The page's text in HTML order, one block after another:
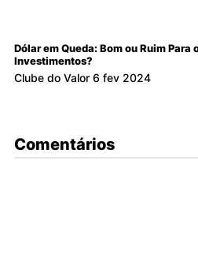
Dólar em Queda: Bom ou Ruim Para
Investimentos?
Clube do Valor 6 fev 2024
Comentários